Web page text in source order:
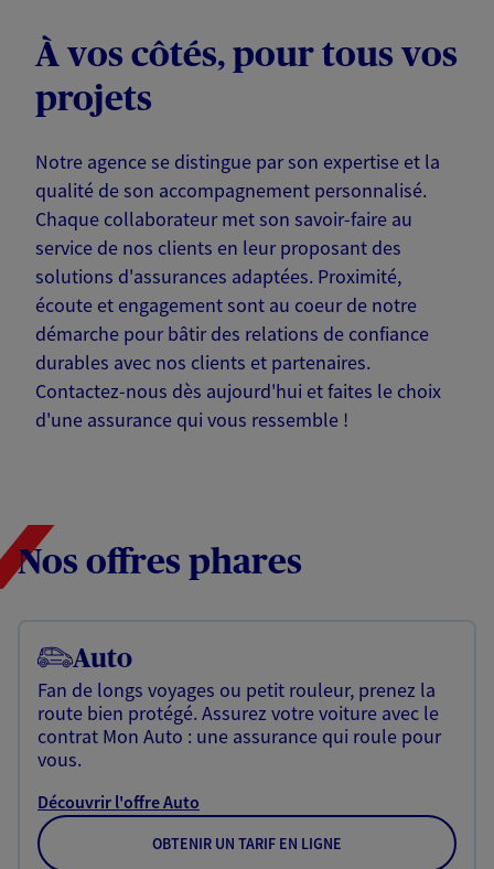
À vos côtés, pour tous vos
projets
Notre agence se distingue par son expertise et la
qualité de son accompagnement personnalisé.
Chaque collaborateur met son savoir-faire au
service de nos clients en leur proposant des
solutions d'assurances adaptées. Proximité,
écoute et engagement sont au coeur de notre
démarche pour bâtir des relations de confiance
durables avec nos clients et partenaires.
Contactez-nous dès aujourd'hui et faites le choix
d'une assurance qui vous ressemble !
Nos offres phares
Auto
Fan de longs voyages ou petit rouleur, prenez la
route bien protégé. Assurez votre voiture avec le
contrat Mon Auto : une assurance qui roule pour
vous.
Découvrir l'offre Auto
OBTENIR UN TARIF EN LIGNE